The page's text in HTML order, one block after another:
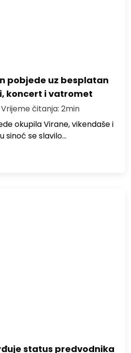
pobjede uz besplatan
koncert i vatromet
čitanja: 2min
okupila Virane, vikendaše i
sinoć se slavilo…
status predvodnika